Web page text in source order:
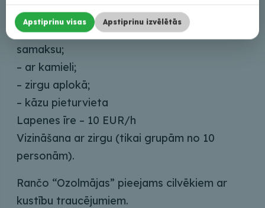
– ar zirgu, poniju vai ēzeli/piedāvājam kantrī
stila cepures, kakla lakatiņi, par atsevišķu
samaksu;
– ar kamieli;
– zirgu aplokā;
– kāzu pieturvieta
Lapenes īre – 10 EUR/h
Vizināšana ar zirgu (tikai grupām no 10
personām).
Rančo “Ozolmājas” pieejams cilvēkiem ar
kustību traucējumiem.
Apstiprinu visas Apstiprinu izvēlētās